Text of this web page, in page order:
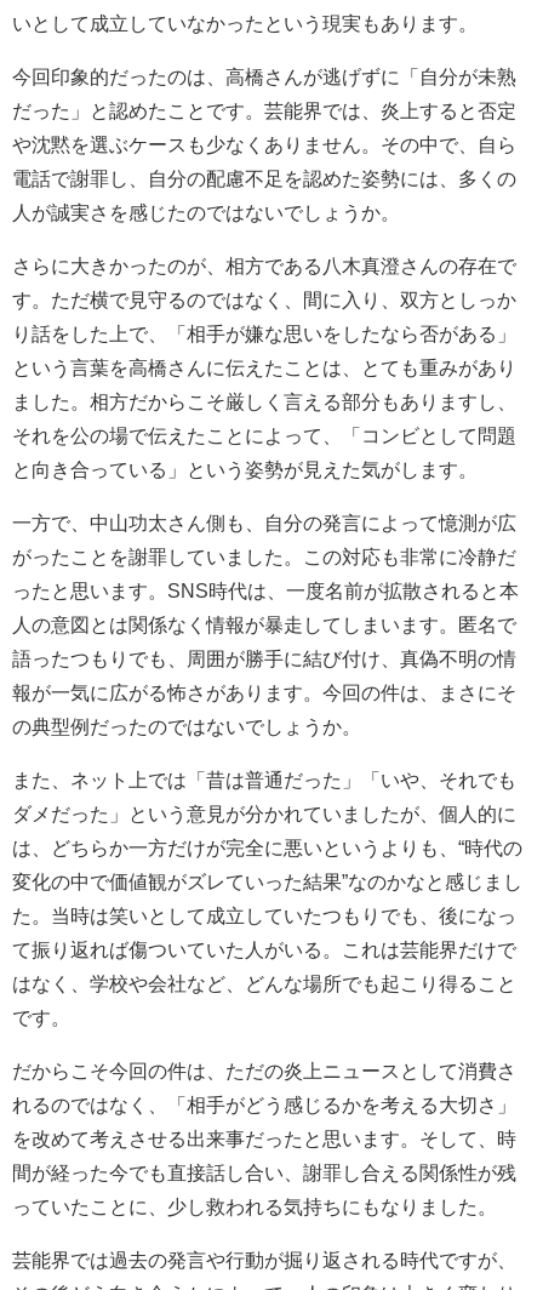
いとして成立していなかったという現実もあります。
今回印象的だったのは、高橋さんが逃げずに「自分が未熟
だった」と認めたことです。芸能界では、炎上すると否定
や沈黙を選ぶケースも少なくありません。その中で、自ら
電話で謝罪し、自分の配慮不足を認めた姿勢には、多くの
人が誠実さを感じたのではないでしょうか。
さらに大きかったのが、相方である八木真澄さんの存在で
す。ただ横で見守るのではなく、間に入り、双方としっか
り話をした上で、「相手が嫌な思いをしたなら否がある」
という言葉を高橋さんに伝えたことは、とても重みがあり
ました。相方だからこそ厳しく言える部分もありますし、
それを公の場で伝えたことによって、「コンビとして問題
と向き合っている」という姿勢が見えた気がします。
一方で、中山功太さん側も、自分の発言によって憶測が広
がったことを謝罪していました。この対応も非常に冷静だ
ったと思います。SNS時代は、一度名前が拡散されると本
人の意図とは関係なく情報が暴走してしまいます。匿名で
語ったつもりでも、周囲が勝手に結び付け、真偽不明の情
報が一気に広がる怖さがあります。今回の件は、まさにそ
の典型例だったのではないでしょうか。
また、ネット上では「昔は普通だった」「いや、それでも
ダメだった」という意見が分かれていましたが、個人的に
は、どちらか一方だけが完全に悪いというよりも、“時代の
変化の中で価値観がズレていった結果”なのかなと感じまし
た。当時は笑いとして成立していたつもりでも、後になっ
て振り返れば傷ついていた人がいる。これは芸能界だけで
はなく、学校や会社など、どんな場所でも起こり得ること
です。
だからこそ今回の件は、ただの炎上ニュースとして消費さ
れるのではなく、「相手がどう感じるかを考える大切さ」
を改めて考えさせる出来事だったと思います。そして、時
間が経った今でも直接話し合い、謝罪し合える関係性が残
っていたことに、少し救われる気持ちにもなりました。
芸能界では過去の発言や行動が掘り返される時代ですが、